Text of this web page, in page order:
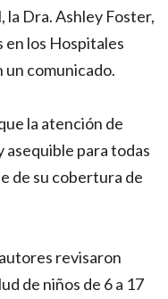
Dra. Ashley Foster,
en los Hospitales
un comunicado.
la atención de
asequible para todas
de su cobertura de
revisaron
de niños de 6 a 17